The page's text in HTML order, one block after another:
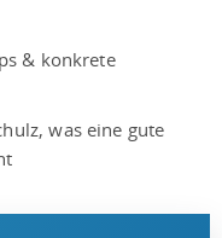
& konkrete
was eine gute